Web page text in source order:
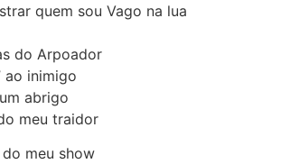
quem sou Vago na lua
do Arpoador
ao inimigo
abrigo
meu traidor
meu show